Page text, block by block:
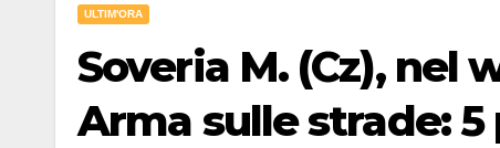
ULTIM'ORA
Soveria M. (Cz), nel
Arma sulle strade: